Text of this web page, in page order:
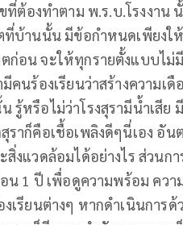
ที่ต้องทำตาม พ.ร.บ.โรงงา
บ้านนั้น มีข้อกำหนดเพียงใ
อน จะให้ทุกรายตั้งแบบไม่มี
มีคนร้องเรียนว่าสร้างความ
รู้หรือไม่ว่าโรงสุรามีน้ำเสีย
าก็คือเชื้อเพลิงดีๆนี่เอง อัน
งแวดล้อมได้อย่างไร ส่วนก
อน 1 ปี เพื่อดูความพร้อม ค
เรียนต่างๆ หากดำเนินการ